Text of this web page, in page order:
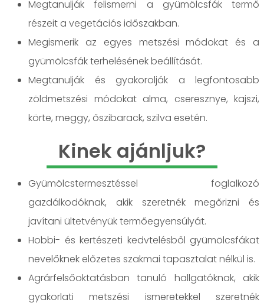
Megtanulják felismerni a gyümölcsfák termő
részeit a vegetációs időszakban.
Megismerik az egyes metszési módokat és a
gyümölcsfák terhelésének beállítását.
Megtanulják és gyakorolják a legfontosabb
zöldmetszési módokat alma, cseresznye, kajszi,
körte, meggy, őszibarack, szilva esetén.
Kinek ajánljuk?
Gyümölcstermesztéssel foglalkozó
gazdálkodóknak, akik szeretnék megőrizni és
javítani ültetvényük termőegyensúlyát.
Hobbi- és kertészeti kedvtelésből gyümölcsfákat
nevelőknek előzetes szakmai tapasztalat nélkül is.
Agrárfelsőoktatásban tanuló hallgatóknak, akik
gyakorlati metszési ismeretekkel szeretnék